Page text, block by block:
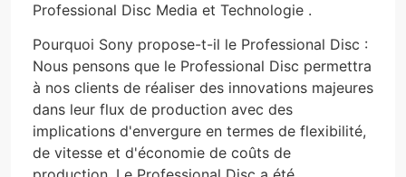
Professional Disc Media et Technologie .
Pourquoi Sony propose-t-il le Professional Disc :
Nous pensons que le Professional Disc permettra
à nos clients de réaliser des innovations majeures
dans leur flux de production avec des
implications d'envergure en termes de flexibilité,
de vitesse et d'économie de coûts de